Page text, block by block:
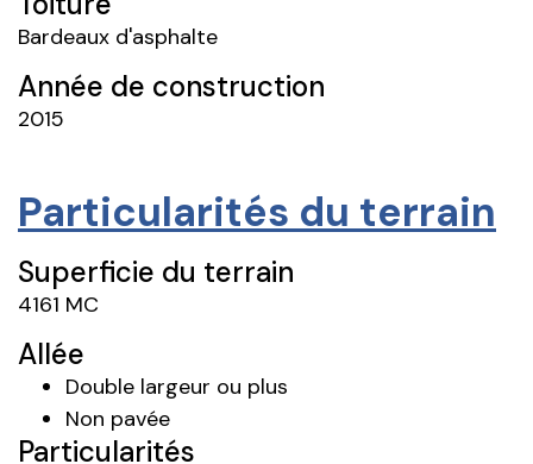
Bardeaux d'asphalte
Année de construction
2015
Particularités du terrain
Superficie du terrain
4161 MC
Allée
Double largeur ou plus
Non pavée
Particularités